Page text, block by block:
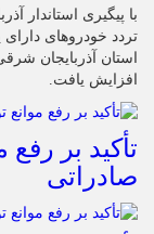
با پیگیری استاندار
تردد خودروهای
استان آذربایجان
افزایش یافت.
تأکید بر رفع
صادراتی